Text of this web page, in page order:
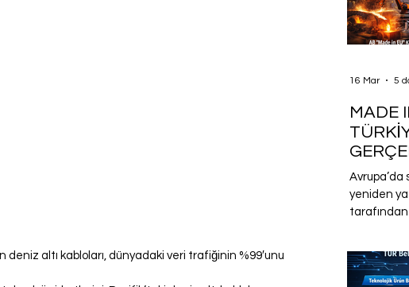
altı kabloları, dünyadaki veri trafiğinin %99′unu
MADE
MIYIZ?
Avrupa’da
yeniden
“Made in Europe”
sadece bir
16 Mar 5